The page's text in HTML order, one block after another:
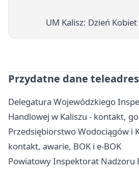
UM Kalisz: Dzień
Przydatne dane
Delegatura Wojewódzkiego
Handlowej w Kaliszu - kontakt,
Przedsiębiorstwo Wodociągów i
kontakt, awarie, BOK i e-BOK
Powiatowy Inspektorat Nadzoru